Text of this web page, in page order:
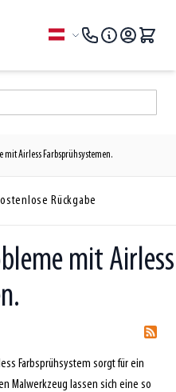
Sprache
mit Airless Farbsprühsystemen.
Rückgabe
mit Airless
Farbsprühsystem sorgt für ein
Malwerkzeug lassen sich eine so